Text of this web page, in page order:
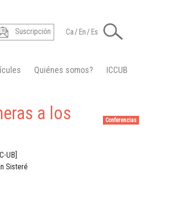
Suscripción Ca/En/Es
Quiénes somos?
ICCUB
Conferencias
a los
UB]
Sisteré